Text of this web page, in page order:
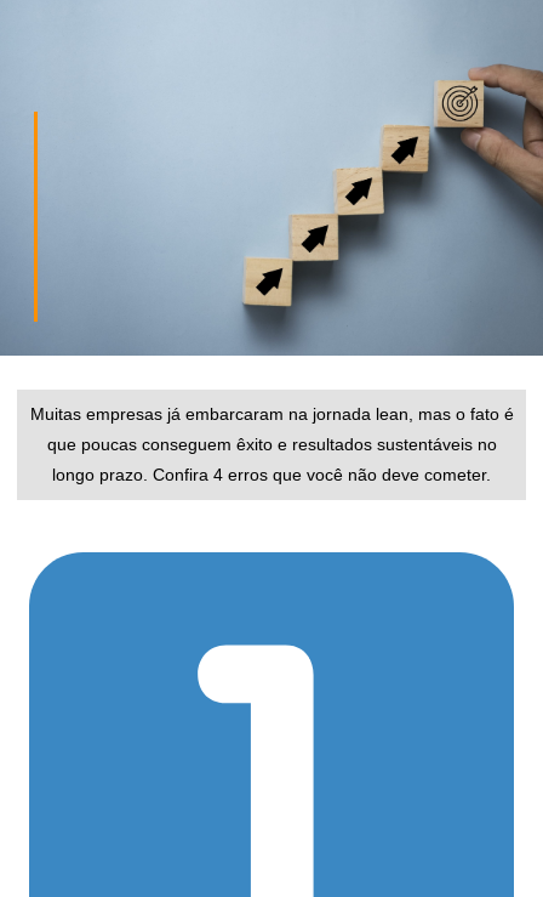
Muitas empresas já embarcaram na jornada lean, mas o fato é
que poucas conseguem êxito e resultados sustentáveis no
longo prazo. Confira 4 erros que você não deve cometer.